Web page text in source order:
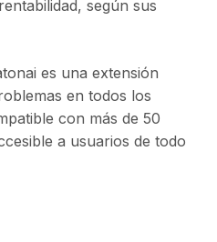
según sus
es una extensión
en todos los
con más de 50
a usuarios de todo